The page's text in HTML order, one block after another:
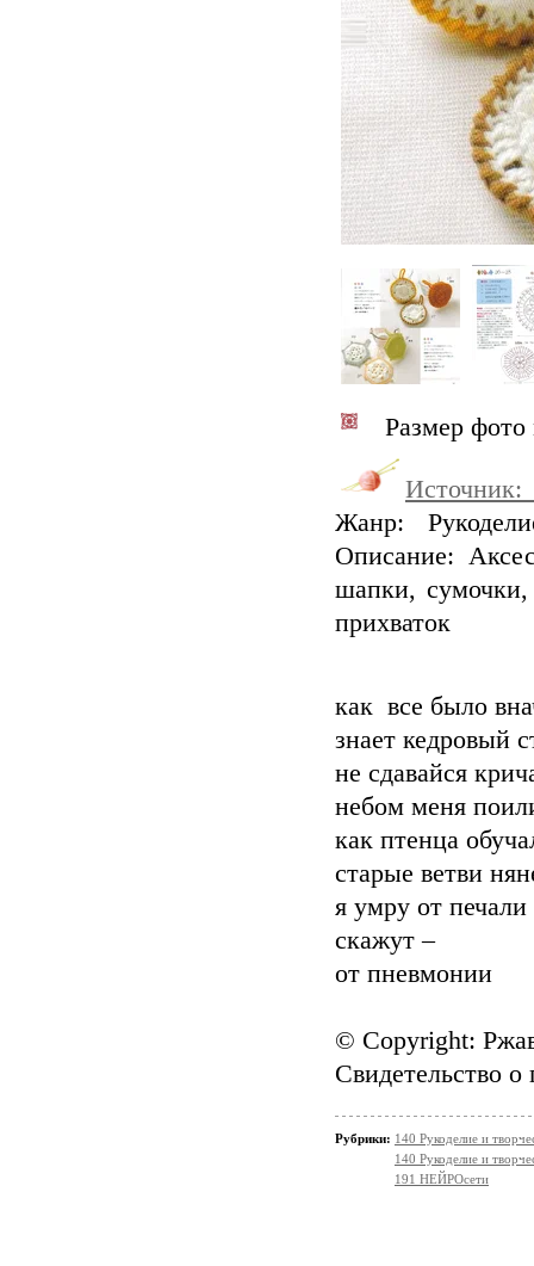
Размер фото
Источник:
Жанр:
Описание:
шапки,
прихваток
как все было
знает кедровый
не сдавайся
небом меня
как птенца
старые ветви
я умру от печали
скажут –
от пневмонии
© Copyright:
Свидетельство
Рубрики: 140 Рукоделие и
140 Рукоделие и
191 НЕЙРОсети